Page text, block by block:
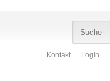
Kontakt Login